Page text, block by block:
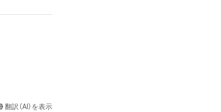
を取得し、又は
翻訳（AI）を表示